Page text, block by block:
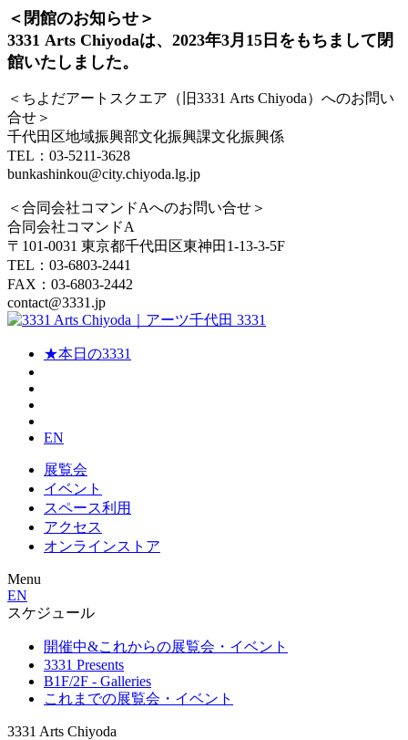
＜閉館のお知らせ＞
3331 Arts Chiyodaは、2023年3月15日をもちまして閉
館いたしました。
＜ちよだアートスクエア（旧3331 Arts Chiyoda）へのお問い
合せ＞
千代田区地域振興部文化振興課文化振興係
TEL：03-5211-3628
bunkashinkou@city.chiyoda.lg.jp
＜合同会社コマンドAへのお問い合せ＞
合同会社コマンドA
〒101-0031 東京都千代田区東神田1-13-3-5F
TEL：03-6803-2441
FAX：03-6803-2442
contact@3331.jp
★本日の3331
EN
展覧会
イベント
スペース利用
アクセス
オンラインストア
Menu
EN
スケジュール
開催中&これからの展覧会・イベント
3331 Presents
B1F/2F - Galleries
これまでの展覧会・イベント
3331 Arts Chiyoda